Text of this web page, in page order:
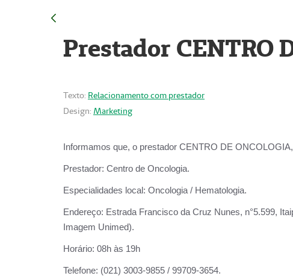
Prestador CENTRO
Texto: Relacionamento com prestador
Design: Marketing
Informamos que, o prestador CENTRO DE
Prestador: Centro de Oncologia.
Especialidades local: Oncologia / Hematologia.
Endereço: Estrada Francisco da Cruz Nunes, n°5.599,
Imagem Unimed).
Horário: 08h às 19h
Telefone: (021) 3003-9855 / 99709-3654.